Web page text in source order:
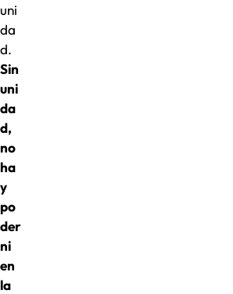
uni
da
d.
Sin
uni
da
d,
no
ha
y
po
der
ni
en
la